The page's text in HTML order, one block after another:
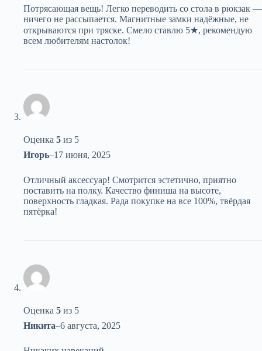
Потрясающая вещь! Легко переводить со стола в рюкзак —
ничего не рассыпается. Магнитные замки надёжные, не
открываются при тряске. Смело ставлю 5★, рекомендую
всем любителям настолок!
Оценка 5 из 5
Игорь–17 июня, 2025
Отличный аксессуар! Смотрится эстетично, приятно
поставить на полку. Качество финиша на высоте,
поверхность гладкая. Рада покупке на все 100%, твёрдая
пятёрка!
Оценка 5 из 5
Никита–6 августа, 2025